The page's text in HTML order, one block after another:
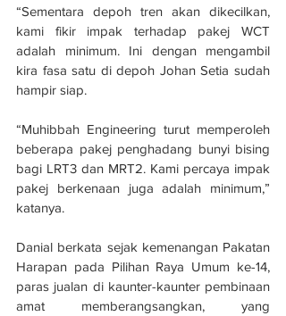
“Sementara depoh tren akan dikecilkan,
kami fikir impak terhadap pakej WCT
adalah minimum. Ini dengan mengambil
kira fasa satu di depoh Johan Setia sudah
hampir siap.
“Muhibbah Engineering turut memperoleh
beberapa pakej penghadang bunyi bising
bagi LRT3 dan MRT2. Kami percaya impak
pakej berkenaan juga adalah minimum,”
katanya.
Danial berkata sejak kemenangan Pakatan
Harapan pada Pilihan Raya Umum ke-14,
paras jualan di kaunter-kaunter pembinaan
amat memberangsangkan, yang